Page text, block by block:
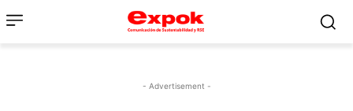
- Advertisement -